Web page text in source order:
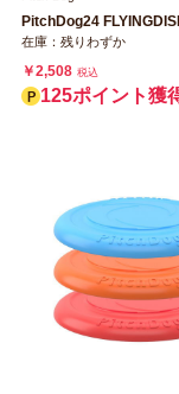
PitchDog24
在庫：残りわずか
￥2,508 税込
125ポイント獲